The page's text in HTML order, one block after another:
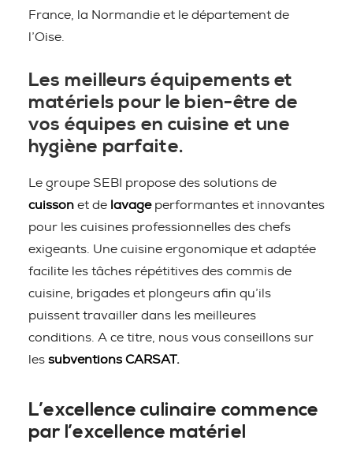
France, la Normandie et le département de
l’Oise.
Les meilleurs équipements et
matériels pour le bien-être de
vos équipes en cuisine et une
hygiène parfaite.
Le groupe SEBI propose des solutions de
cuisson et de lavageperformantes et innovantes
pour les cuisines professionnelles des chefs
exigeants. Une cuisine ergonomique et adaptée
facilite les tâches répétitives des commis de
cuisine, brigades et plongeurs afin qu’ils
puissent travailler dans les meilleures
conditions. A ce titre, nous vous conseillons sur
les subventions CARSAT.
L’excellence culinaire commence
par l’excellence matériel